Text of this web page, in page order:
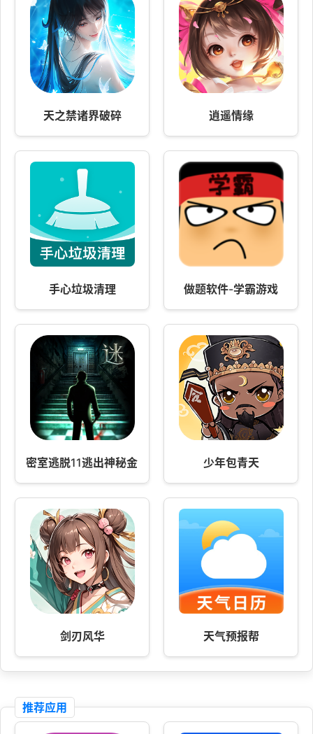
天之禁诸界破碎 逍遥情缘
手心垃圾清理 做题软件-学霸游戏
密室逃脱11逃出神秘金字塔 少年包青天
剑刃风华 天气预报帮
推荐应用